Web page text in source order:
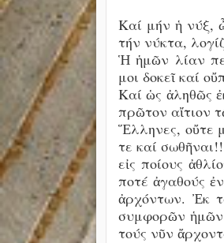
Καί μήν ἡ νύξ,
τήν νύκτα,
Ἡ ἡμῶν λίαν
μοι δοκεῖ καί
Καί ὡς ἀληθῶς
πρῶτον αἴτιον
Ἕλληνες, οὔτε
τε καί
εἰς ποίους
ποτέ ἀγαθούς
ἀρχόντων. Ἐκ
συμφορῶν ἡμῶν
τούς νῦν